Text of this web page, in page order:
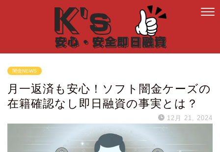
闇金NEWS
月一返済も安心！ソフト闇金ケーズの
在籍確認なし即日融資の事実とは？
12月 21, 2024